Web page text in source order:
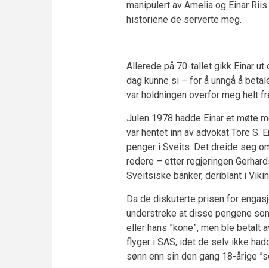
manipulert av Amelia og Einar
historiene de serverte meg.
Allerede på 70-tallet gikk Einar ut
dag kunne si – for å unngå å
var holdningen overfor meg helt
Julen 1978 hadde Einar et møte
var hentet inn av advokat Tore S.
penger i Sveits. Det dreide seg
redere – etter regjeringen
Sveitsiske banker, deriblant i
Da de diskuterte prisen for
understreke at disse pengene
eller hans ”kone”, men ble betalt
flyger i SAS, idet de selv ikke
sønn enn sin den gang 18-årige